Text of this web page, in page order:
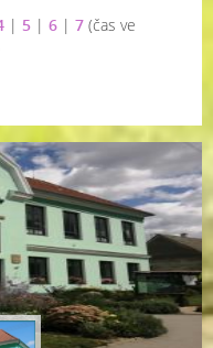
| 5 | 6 | 7 (čas ve